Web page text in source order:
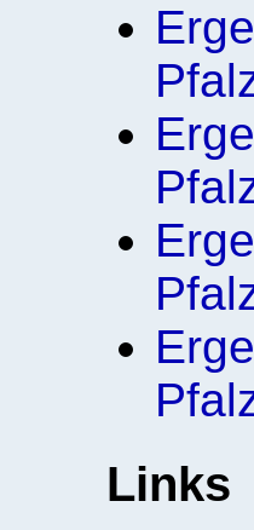
Links